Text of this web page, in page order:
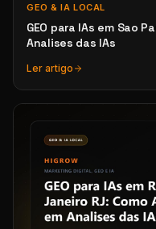
GEO & IA LOCAL
GEO para IAs em Sao
Analises das IAs
Ler artigo